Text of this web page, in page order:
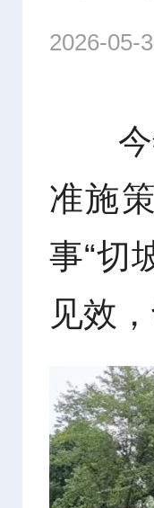
2026-05-
准施
事“切
见效